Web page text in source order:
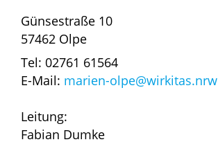
Günsestraße 10
57462 Olpe
Tel: 02761 61564
E-Mail: marien-olpe@wirkitas.nrw
Leitung:
Fabian Dumke